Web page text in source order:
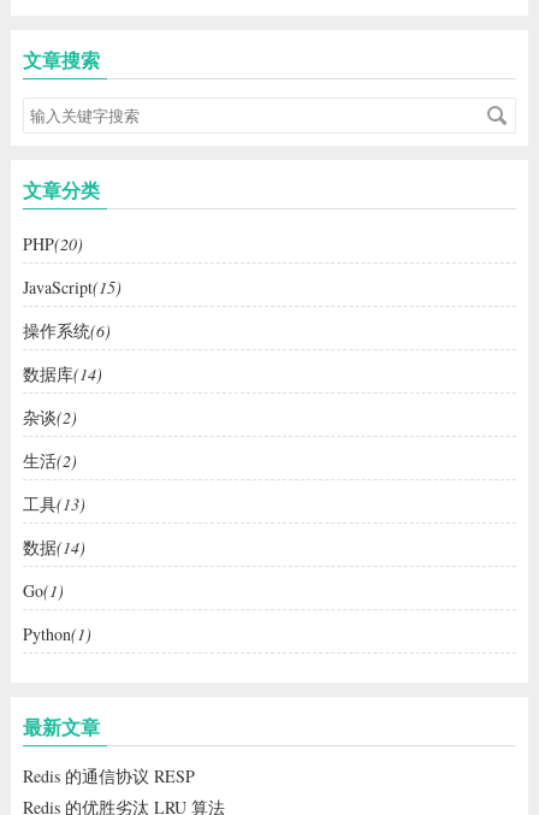
文章搜索
文章分类
PHP(20)
JavaScript(15)
操作系统(6)
数据库(14)
杂谈(2)
生活(2)
工具(13)
数据(14)
Go(1)
Python(1)
最新文章
Redis 的通信协议 RESP
Redis 的优胜劣汰 LRU 算法